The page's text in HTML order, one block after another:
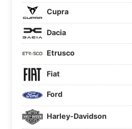
Cupra
Dacia
Etrusco
Fiat
Ford
Harley-Davidson